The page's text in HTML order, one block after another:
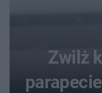
Zwilż